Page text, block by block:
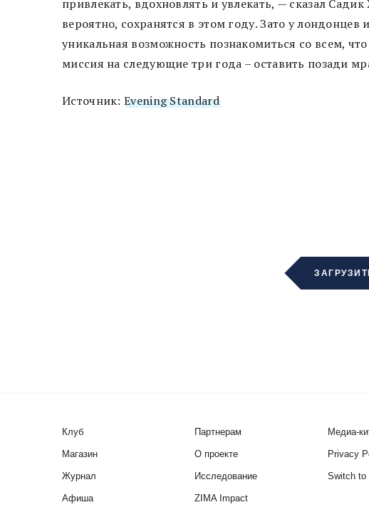
привлекать, вдохновлять и увлекать, — сказал
вероятно, сохранятся в этом году. Зато у лондонцев
уникальная возможность познакомиться со всем,
миссия на следующие три года ­– оставить позади
Источник: Evening Standard
Клуб
Магазин
Журнал
Афиша
Партнерам
О проекте
Исследование
ZIMA Impact
Медиа-
Privacy
Switch to